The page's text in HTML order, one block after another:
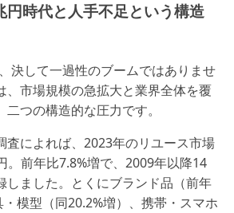
円時代と人手不足という構造
決して一過性のブームではありませ
、市場規模の急拡大と業界全体を覆
つの構造的な圧力です。
査によれば、2023年のリユース市場
。前年比7.8%増で、2009年以降14
しました。とくにブランド品（前年
模型（同20.2%増）、携帯・スマホ